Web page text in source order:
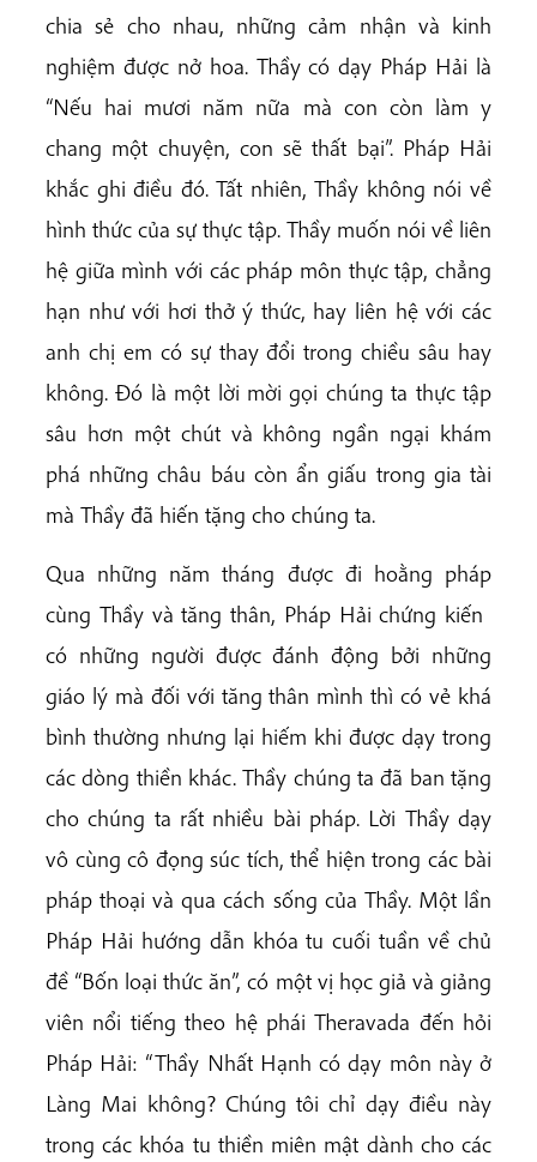
chia sẻ cho nhau, những cảm nhận và kinh
nghiệm được nở hoa. Thầy có dạy Pháp Hải là
“Nếu hai mươi năm nữa mà con còn làm y
chang một chuyện, con sẽ thất bại”. Pháp Hải
khắc ghi điều đó. Tất nhiên, Thầy không nói về
hình thức của sự thực tập. Thầy muốn nói về liên
hệ giữa mình với các pháp môn thực tập, chẳng
hạn như với hơi thở ý thức, hay liên hệ với các
anh chị em có sự thay đổi trong chiều sâu hay
không. Đó là một lời mời gọi chúng ta thực tập
sâu hơn một chút và không ngần ngại khám
phá những châu báu còn ẩn giấu trong gia tài
mà Thầy đã hiến tặng cho chúng ta.
Qua những năm tháng được đi hoằng pháp
cùng Thầy và tăng thân, Pháp Hải chứng kiến ​​
có những người được đánh động bởi những
giáo lý mà đối với tăng thân mình thì có vẻ khá
bình thường nhưng lại hiếm khi được dạy trong
các dòng thiền khác. Thầy chúng ta đã ban tặng
cho chúng ta rất nhiều bài pháp. Lời Thầy dạy
vô cùng cô đọng súc tích, thể hiện trong các bài
pháp thoại và qua cách sống của Thầy. Một lần
Pháp Hải hướng dẫn khóa tu cuối tuần về chủ
đề “Bốn loại thức ăn”, có một vị học giả và giảng
viên nổi tiếng theo hệ phái Theravada đến hỏi
Pháp Hải: “Thầy Nhất Hạnh có dạy môn này ở
Làng Mai không? Chúng tôi chỉ dạy điều này
trong các khóa tu thiền miên mật dành cho các